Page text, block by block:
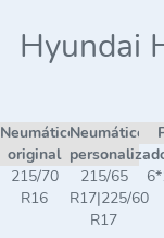
Hyundai
Neumático
original
Neumático
215/70
R16
215/65
R17|225/60
R17